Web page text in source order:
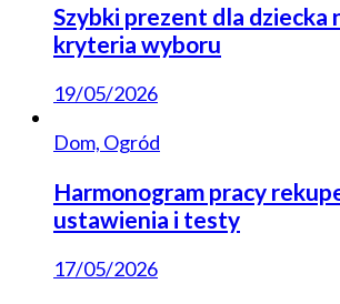
Szybki prezent dla dziecka
kryteria wyboru
19/05/2026
Dom, Ogród
Harmonogram pracy
ustawienia i testy
17/05/2026